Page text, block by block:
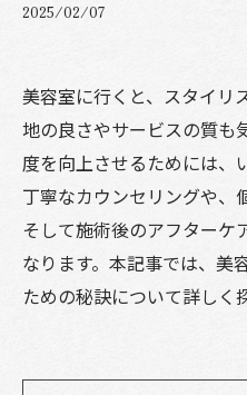
2025/02/07
美容室に行くと、スタイリ
地の良さやサービスの質も
度を向上させるためには、
丁寧なカウンセリングや、
そして施術後のアフターケ
なります。本記事では、美
ための秘訣について詳しく